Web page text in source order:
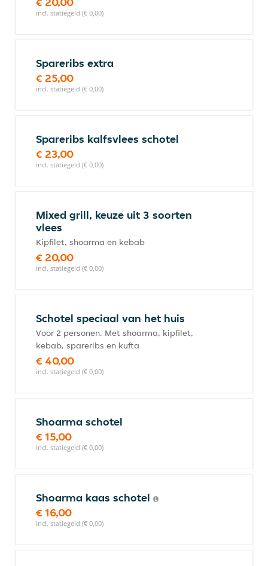
incl. statiegeld (€ 0,00)
Spareribs extra
€ 25,00
incl. statiegeld (€ 0,00)
Spareribs kalfsvlees schotel
€ 23,00
incl. statiegeld (€ 0,00)
Mixed grill, keuze uit 3 soorten
vlees
Kipfilet, shoarma en kebab
€ 20,00
incl. statiegeld (€ 0,00)
Schotel speciaal van het huis
Voor 2 personen. Met shoarma, kipfilet,
kebab, spareribs en kufta
€ 40,00
incl. statiegeld (€ 0,00)
Shoarma schotel
€ 15,00
incl. statiegeld (€ 0,00)
Shoarma kaas schotel
€ 16,00
incl. statiegeld (€ 0,00)